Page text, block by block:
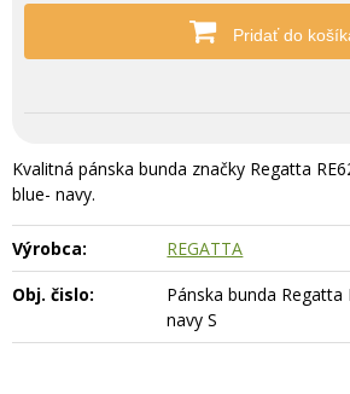
Pridať do
Kvalitná pánska bunda značky Regatta
blue- navy.
Výrobca:
REGATTA
Obj. čislo:
Pánska bunda
navy S